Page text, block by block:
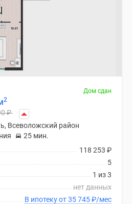
Дом сдан
2
₽
Всеволожский район
25 мин.
118 253 ₽
5
1 из 3
нет данных
В ипотеку от 35 745₽/мес